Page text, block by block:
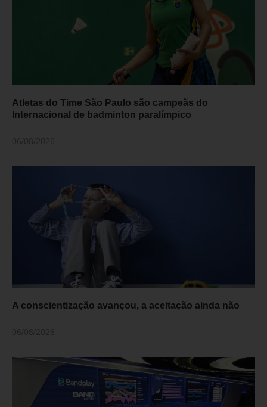
Atletas do Time São Paulo são campeãs do
Internacional de badminton paralímpico
A conscientização avançou, a aceitação ainda não